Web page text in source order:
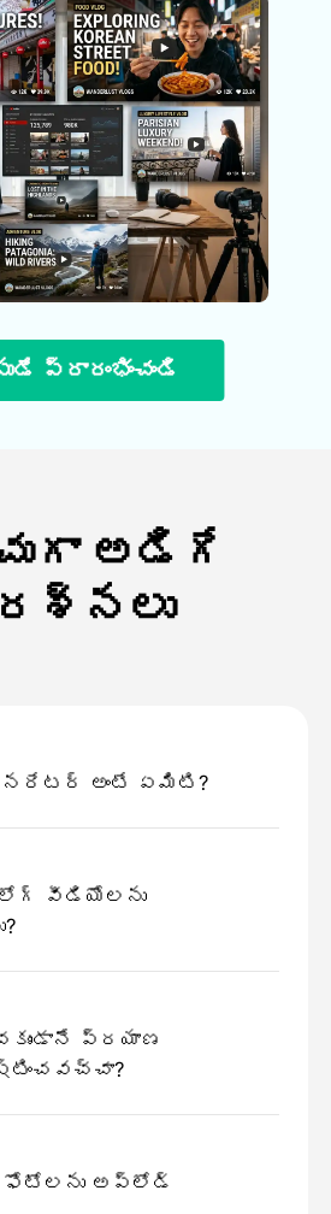
ప్రారంభించండి
అడిగే
అంటే ఏమిటి?
వీడియోలను
ప్రయాణ
ఫోటోలను అప్లోడ్